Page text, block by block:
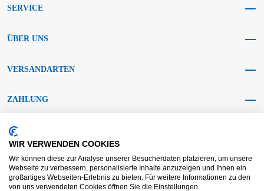
SERVICE
ÜBER UNS
VERSANDARTEN
ZAHLUNG
SOCIAL MEDIA
WIR VERWENDEN COOKIES
Wir können diese zur Analyse unserer Besucherdaten platzieren, um unsere
Webseite zu verbessern, personalisierte Inhalte anzuzeigen und Ihnen ein
großartiges Webseiten-Erlebnis zu bieten. Für weitere Informationen zu den
von uns verwendeten Cookies öffnen Sie die Einstellungen.